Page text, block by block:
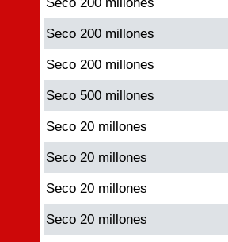
Seco 200 millones
Seco 200 millones
Seco 500 millones
Seco 20 millones
Seco 20 millones
Seco 20 millones
Seco 20 millones